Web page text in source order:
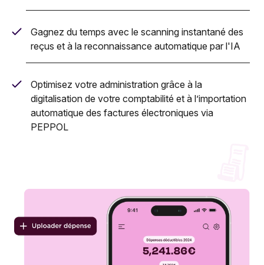
Gagnez du temps avec le scanning instantané des
reçus et à la reconnaissance automatique par l'IA
Optimisez votre administration grâce à la
digitalisation de votre comptabilité et à l’importation
automatique des factures électroniques via
PEPPOL